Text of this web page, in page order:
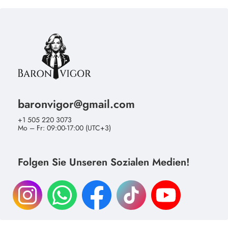
baronvigor@gmail.com
+1 505 220 3073
Mo – Fr: 09:00-17:00 (UTC+3)
Folgen Sie Unseren Sozialen Medien!